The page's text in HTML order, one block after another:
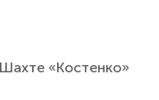
«Костенко»